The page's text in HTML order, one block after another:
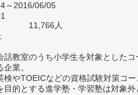
～2016/06/05
11,766人
話教室のうち小学生を対象としたコ
業。
検やTOEICなどの資格試験対策コ
目的とする進学塾・学習塾は対象外